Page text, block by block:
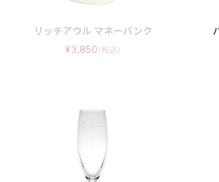
リッチアウル マネーバンク
3,850